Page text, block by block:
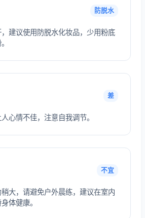
防脱水
建议使用防脱水化妆品，少用粉底
差
心情不佳，注意自我调节。
不宜
大，请避免户外晨练，建议在室内
体健康。